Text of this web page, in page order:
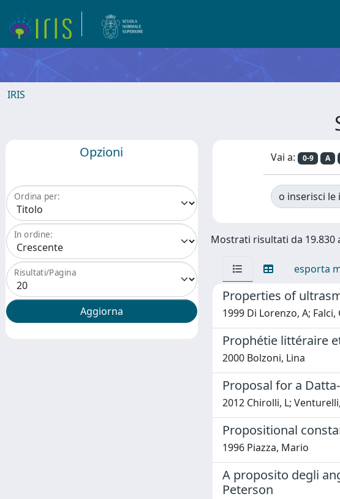
IRIS
Opzioni
Ordina per:
In ordine:
Risultati/Pagina
Vai a: 0-9 A
o inserisci le
Mostrati risultati da 19.830
esporta
Properties of
1999 Di Lorenzo, A;
Prophétie littéraire
2000 Bolzoni, Lina
Proposal for a
2012 Chirolli, L;
Propositional
1996 Piazza, Mario
A proposito degli
Peterson